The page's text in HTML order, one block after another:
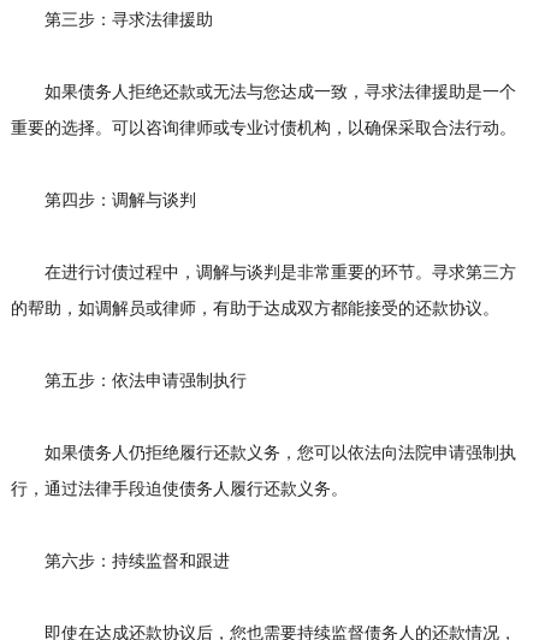
第三步：寻求法律援助
如果债务人拒绝还款或无法与您达成一致，寻求法律援助是一个
重要的选择。可以咨询律师或专业讨债机构，以确保采取合法行动。
第四步：调解与谈判
在进行讨债过程中，调解与谈判是非常重要的环节。寻求第三方
的帮助，如调解员或律师，有助于达成双方都能接受的还款协议。
第五步：依法申请强制执行
如果债务人仍拒绝履行还款义务，您可以依法向法院申请强制执
行，通过法律手段迫使债务人履行还款义务。
第六步：持续监督和跟进
即使在达成还款协议后，您也需要持续监督债务人的还款情况，